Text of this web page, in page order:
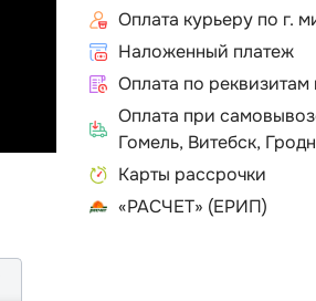
Оплата курьеру по г.
Наложенный платеж
Оплата по реквизитам
Оплата при
Гомель, Витебск,
Карты рассрочки
«РАСЧЕТ» (ЕРИП)